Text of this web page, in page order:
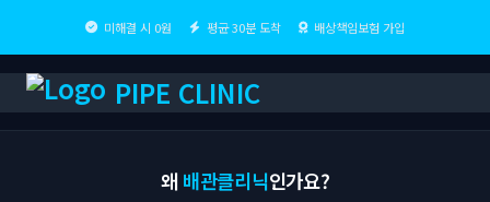
미해결 시 0원 평균 30분 도착 배상책임보험 가입
PIPE CLINIC
왜 배관클리닉인가요?